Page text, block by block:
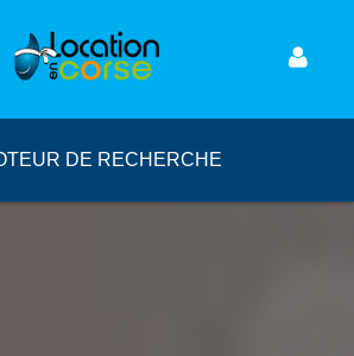
DE RECHERCHE